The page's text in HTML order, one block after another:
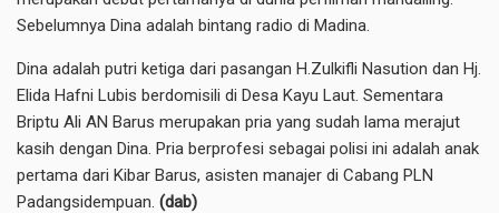
Sebelumnya Dina adalah bintang radio di Madina.
Dina adalah putri ketiga dari pasangan H.Zulkifli Nasution dan Hj.
Elida Hafni Lubis berdomisili di Desa Kayu Laut. Sementara
Briptu Ali AN Barus merupakan pria yang sudah lama merajut
kasih dengan Dina. Pria berprofesi sebagai polisi ini adalah anak
pertama dari Kibar Barus, asisten manajer di Cabang PLN
Padangsidempuan. (dab)